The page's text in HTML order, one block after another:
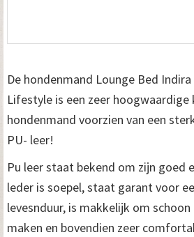
De hondenmand Lounge Bed Indira
Lifestyle is een zeer
hondenmand voorzien van een
PU- leer!
Pu leer staat bekend om zijn goed
leder is soepel, staat garant voor
levesnduur, is makkelijk om
maken en bovendien zeer